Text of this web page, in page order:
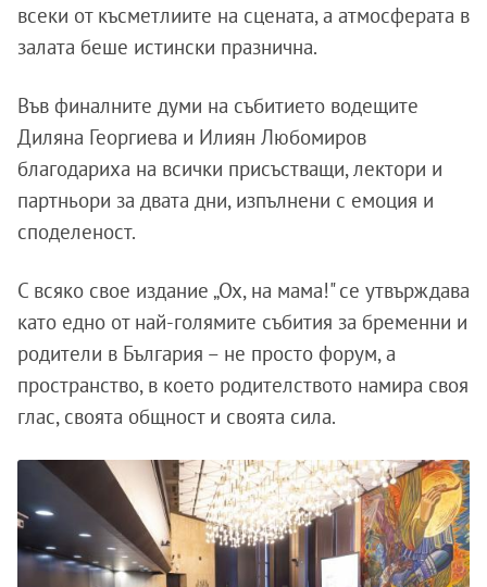
всеки от късметлиите на сцената, а атмосферата в
залата беше истински празнична.
Във финалните думи на събитието водещите
Диляна Георгиева и Илиян Любомиров
благодариха на всички присъстващи, лектори и
партньори за двата дни, изпълнени с емоция и
споделеност.
С всяко свое издание „Ох, на мама!" се утвърждава
като едно от най-голямите събития за бременни и
родители в България – не просто форум, а
пространство, в което родителството намира своя
глас, своята общност и своята сила.